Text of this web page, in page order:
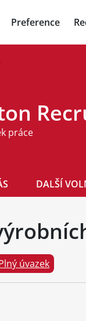
Preference
práce
DALŠÍ
úvazek